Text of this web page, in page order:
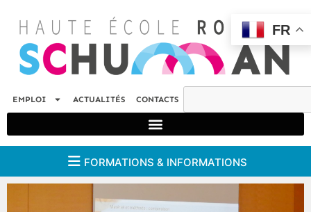
EMPLOI ACTUALITÉS CONTACTS
FORMATIONS & INFORMATIONS
FR